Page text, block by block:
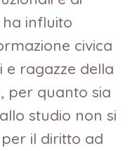
influito
civica
e ragazze della
per quanto sia
studio non si
il diritto ad